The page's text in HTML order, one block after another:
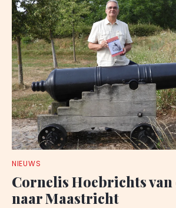
NIEUWS
Cornelis Hoebrichts van
naar Maastricht